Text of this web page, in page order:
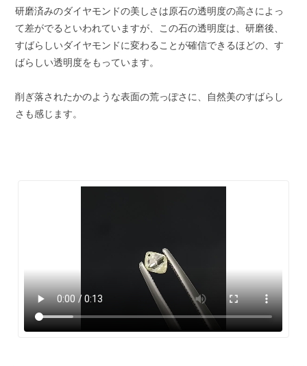
研磨済みのダイヤモンドの美しさは原石の透明度の高さによっ
て差がでるといわれていますが、この石の透明度は、研磨後、
すばらしいダイヤモンドに変わることが確信できるほどの、す
ばらしい透明度をもっています。
削ぎ落されたかのような表面の荒っぽさに、自然美のすばらし
さも感じます。